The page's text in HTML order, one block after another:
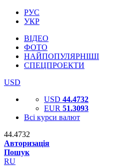
РУС
УКР
ВІДЕО
ФОТО
НАЙПОПУЛЯРНІШІ
СПЕЦПРОЕКТИ
USD
USD 44.4732
EUR 51.3093
Всі курси валют
44.4732
Авторизація
Пошук
RU